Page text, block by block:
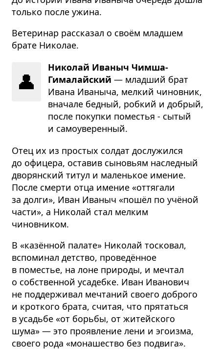
только после ужина.
Ветеринар рассказал о своём младшем
брате Николае.
👤
Николай Иваныч Чимша-
Гималайский — млад­ший брат
Ивана Ива­ныча, мел­кий чинов­ник,
вна­чале бед­ный, роб­кий и добрый,
после покупки поме­стья - сытый
и само­уве­рен­ный.
Отец их из простых солдат дослужился
до офицера, оставив сыновьям наследный
дворянский титул и маленькое имение.
После смерти отца имение «оттягали
за долги», Иван Иваныч «пошёл по учёной
части», а Николай стал мелким
чиновником.
В «казённой палате» Николай тосковал,
вспоминал детство, проведённое
в поместье, на лоне природы, и мечтал
о собственной усадебке. Иван Иванович
не поддерживал мечтаний своего доброго
и кроткого брата, считая, что прятаться
в усадьбе «от борьбы, от житейского
шума» — это проявление лени и эгоизма,
своего рода «монашество без подвига».